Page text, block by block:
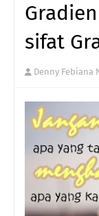
sifat
Denny Febiana